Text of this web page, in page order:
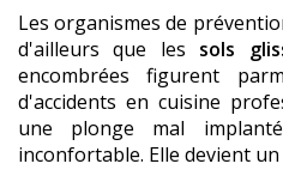
Les organismes de
d'ailleurs que les sols
encombrées figurent
d'accidents en cuisine
une plonge mal
inconfortable. Elle devient